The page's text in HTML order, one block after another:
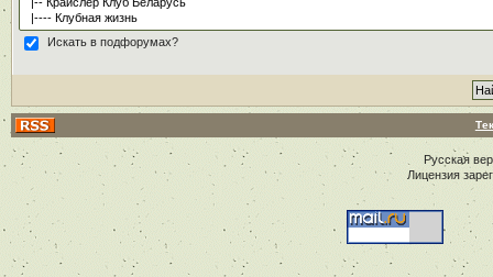
Искать в подфорумах?
Русская
Лицензия